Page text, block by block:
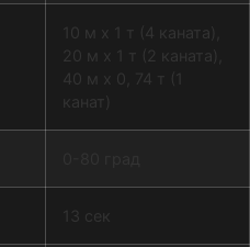
10 м х 1 т (4 каната),
20 м х 1 т (2 каната),
40 м х 0, 74 т (1
канат)
13 сек